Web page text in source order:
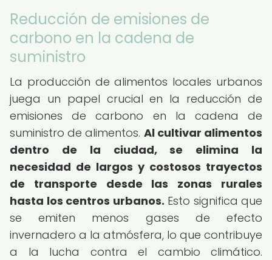
Reducción de emisiones de
carbono en la cadena de
suministro
La producción de alimentos locales urbanos
juega un papel crucial en la reducción de
emisiones de carbono en la cadena de
suministro de alimentos. Al cultivar alimentos
dentro de la ciudad, se elimina la
necesidad de largos y costosos trayectos
de transporte desde las zonas rurales
hasta los centros urbanos. Esto significa que
se emiten menos gases de efecto
invernadero a la atmósfera, lo que contribuye
a la lucha contra el cambio climático.